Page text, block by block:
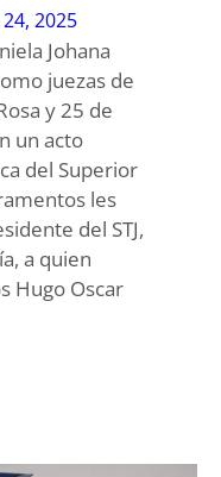
2025
Johana
juezas de
y 25 de
un acto
del Superior
les
del STJ,
a quien
Hugo Oscar